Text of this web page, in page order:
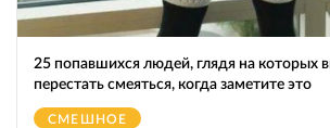
25 попавшихся людей, глядя на которых
перестать смеяться, когда заметите это
СМЕШНОЕ